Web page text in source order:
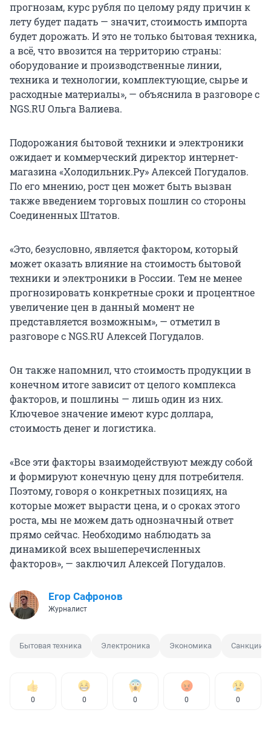
прогнозам, курс рубля по целому ряду причин к
лету будет падать — значит, стоимость импорта
будет дорожать. И это не только бытовая техника,
а всё, что ввозится на территорию страны:
оборудование и производственные линии,
техника и технологии, комплектующие, сырье и
расходные материалы», — объяснила в разговоре с
NGS.RU Ольга Валиева.
Подорожания бытовой техники и электроники
ожидает и коммерческий директор интернет-
магазина «Холодильник.Ру» Алексей Погудалов.
По его мнению, рост цен может быть вызван
также введением торговых пошлин со стороны
Соединенных Штатов.
«Это, безусловно, является фактором, который
может оказать влияние на стоимость бытовой
техники и электроники в России. Тем не менее
прогнозировать конкретные сроки и процентное
увеличение цен в данный момент не
представляется возможным», — отметил в
разговоре с NGS.RU Алексей Погудалов.
Он также напомнил, что стоимость продукции в
конечном итоге зависит от целого комплекса
факторов, и пошлины — лишь один из них.
Ключевое значение имеют курс доллара,
стоимость денег и логистика.
«Все эти факторы взаимодействуют между собой
и формируют конечную цену для потребителя.
Поэтому, говоря о конкретных позициях, на
которые может вырасти цена, и о сроках этого
роста, мы не можем дать однозначный ответ
прямо сейчас. Необходимо наблюдать за
динамикой всех вышеперечисленных
факторов», — заключил Алексей Погудалов.
Егор Сафронов
Журналист
Бытовая техника Электроника Экономика Санкции
0 0 0 0 0